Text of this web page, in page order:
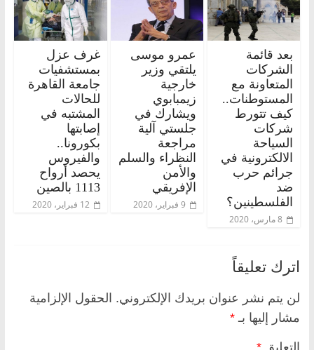
بعد قائمة
الشركات
المتعاونة مع
المستوطنات..
كيف تتورط
شركات
السياحة
الالكترونية في
جرائم حرب
ضد
الفلسطينين؟
8 مارس، 2020
عمرو موسى
يلتقي وزير
خارجية
زيمبابوي
ويشارك في
جلستي آلية
مراجعة
النظراء والسلم
والأمن
الإفريقي
9 فبراير، 2020
غرف عزل
بمستشفيات
جامعة القاهرة
للحالات
المشتبه في
إصابتها
بكورونا..
والفيروس
يحصد أرواح
1113 بالصين
12 فبراير، 2020
اترك تعليقاً
لن يتم نشر عنوان بريدك الإلكتروني. الحقول الإلزامية
مشار إليها بـ *
التعليق *